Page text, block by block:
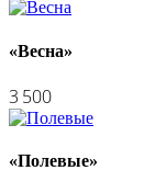
«Весна»
3 500
«Полевые»